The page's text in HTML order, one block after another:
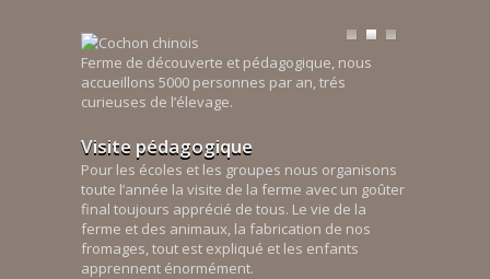
Ferme de découverte et pédagogique, nous
accueillons 5000 personnes par an, trés
curieuses de l’élevage.
Visite pédagogique
Pour les écoles et les groupes nous organisons
toute l’année la visite de la ferme avec un goûter
final toujours apprécié de tous. Le vie de la
ferme et des animaux, la fabrication de nos
fromages, tout est expliqué et les enfants
apprennent énormément.